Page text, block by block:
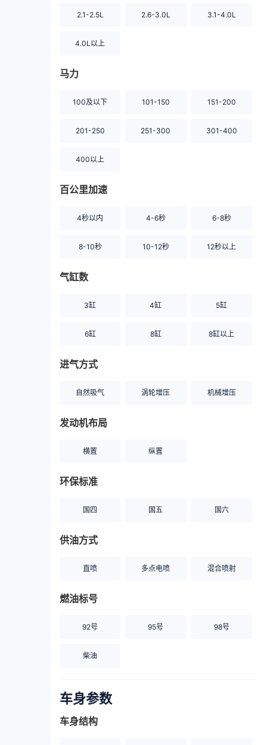
2.1-2.5L 2.6-3.0L 3.1-4.0L
4.0L以上
马力
100及以下 101-150 151-200
201-250 251-300 301-400
400以上
百公里加速
4秒以内 4-6秒 6-8秒
8-10秒 10-12秒 12秒以上
气缸数
3缸 4缸 5缸
6缸 8缸 8缸以上
进气方式
自然吸气 涡轮增压 机械增压
发动机布局
横置 纵置
环保标准
国四 国五 国六
供油方式
直喷 多点电喷 混合喷射
燃油标号
92号 95号 98号
柴油
车身参数
车身结构